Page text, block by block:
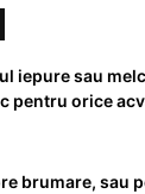
iepure sau
pentru orice
brumare, sau